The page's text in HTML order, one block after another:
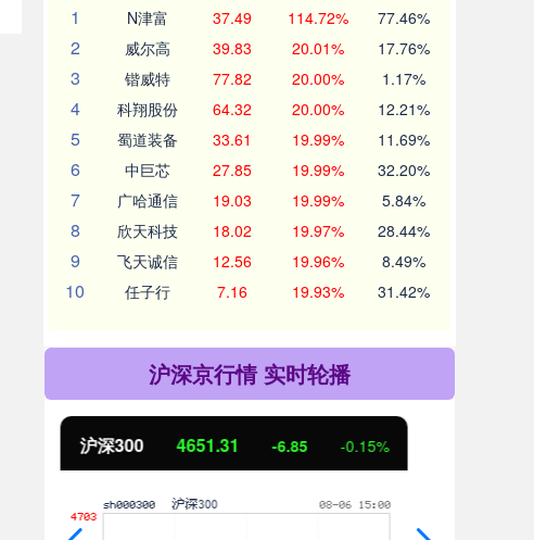
1
N津富 37.49 114.72% 77.46%
2 威尔高 39.83 20.01% 17.76%
3 锴威特 77.82 20.00% 1.17%
4 科翔股份 64.32 20.00% 12.21%
5 蜀道装备 33.61 19.99% 11.69%
6 中巨芯 27.85 19.99% 32.20%
7 广哈通信 19.03 19.99% 5.84%
8 欣天科技 18.02 19.97% 28.44%
9 飞天诚信 12.56 19.96% 8.49%
10 任子行 7.16 19.93% 31.42%
沪深京行情 实时轮播
北证50 1122.88 3.42 0.30%